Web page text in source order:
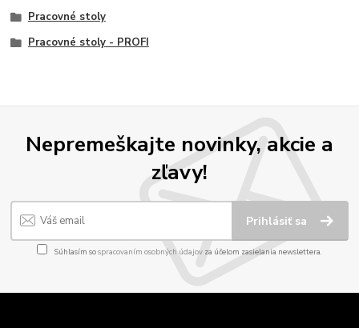
Pracovné stoly
Pracovné stoly - PROFI
Nepremeškajte novinky, akcie a
zľavy!
Prihlásiť sa
Súhlasím sospracovaním osobných údajov za účelom zasielania newslettera.